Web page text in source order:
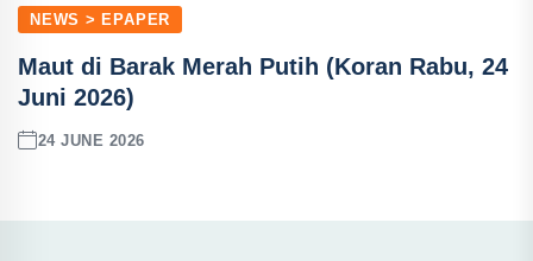
NEWS > EPAPER
Maut di Barak Merah Putih (Koran Rabu, 24
Juni 2026)
24 JUNE 2026